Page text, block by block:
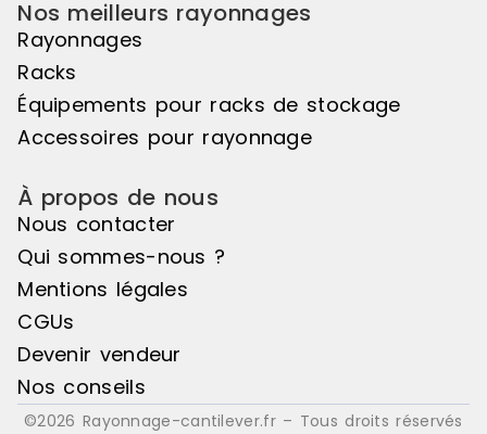
Nos meilleurs rayonnages
Rayonnages
Racks
Équipements pour racks de stockage
Accessoires pour rayonnage
À propos de nous
Nous contacter
Qui sommes-nous ?
Mentions légales
CGUs
Devenir vendeur
Nos conseils
©2026 Rayonnage-cantilever.fr – Tous droits réservés